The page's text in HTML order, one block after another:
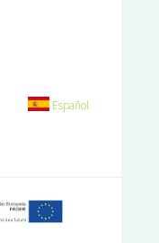
Español